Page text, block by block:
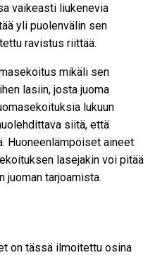
vaikeasti liukenevia
yli puolenvälin sen
ravistus riittää.
mikäli sen
lasiin, josta juoma
lukuun
siitä, että
Huoneenlämpöiset aineet
lasejakin voi pitää
juoman tarjoamista.
on tässä ilmoitettu osina